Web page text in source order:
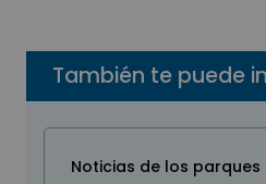
También te puede
Noticias de los parques